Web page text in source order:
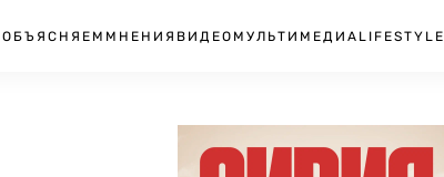
ОБЪЯСНЯЕМ МНЕНИЯ ВИДЕО МУЛЬТИМЕДИА LIFESTYLE